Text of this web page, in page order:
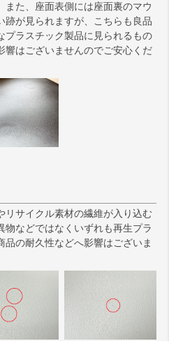
また、座面表側には座面裏のマウ
跡が見られますが、こちらも良品
プラスチック製品に見られるもの
響はございませんのでご安心くだ
リサイクル素材の繊維が入り込む
などではなくいずれも再生プラ
品の耐久性などへ影響はございま